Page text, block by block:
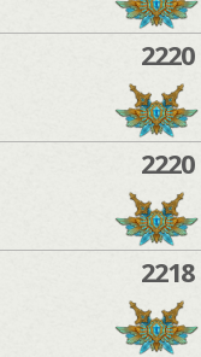
2220
2220
2218